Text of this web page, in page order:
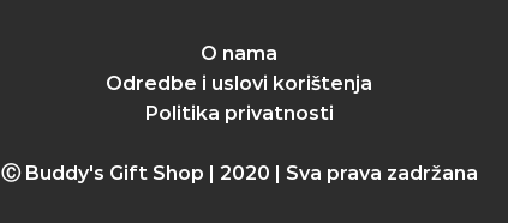
O nama
Odredbe i uslovi korištenja
Politika privatnosti
Ⓒ Buddy's Gift Shop | 2020 | Sva prava zadržana